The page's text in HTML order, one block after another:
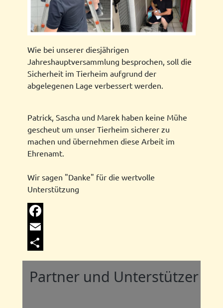
Wie bei unserer diesjährigen
Jahreshauptversammlung besprochen, soll die
Sicherheit im Tierheim aufgrund der
abgelegenen Lage verbessert werden.
Patrick, Sascha und Marek haben keine Mühe
gescheut um unser Tierheim sicherer zu
machen und übernehmen diese Arbeit im
Ehrenamt.
Wir sagen "Danke" für die wertvolle
Unterstützung
Facebook
Email
Share
Partner und Unterstützer